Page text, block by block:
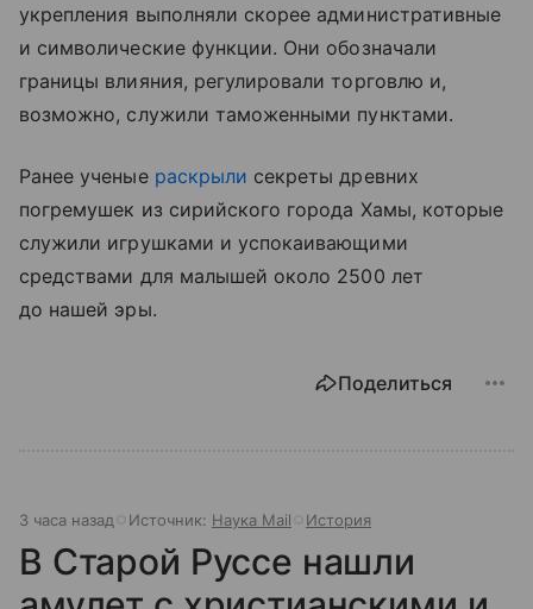
укрепления выполняли скорее административные
и символические функции. Они обозначали
границы влияния, регулировали торговлю и,
возможно, служили таможенными пунктами.
Ранее ученые раскрыли секреты древних
погремушек из сирийского города Хамы, которые
служили игрушками и успокаивающими
средствами для малышей около 2500 лет
до нашей эры.
Поделиться
3 часа назад Источник: Наука Mail История
В Старой Руссе нашли